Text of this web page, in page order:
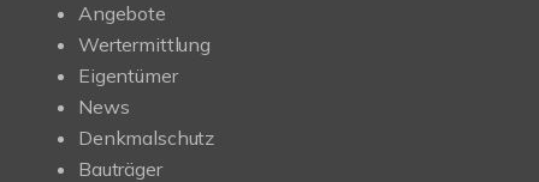
Angebote
Wertermittlung
Eigentümer
News
Denkmalschutz
Bauträger